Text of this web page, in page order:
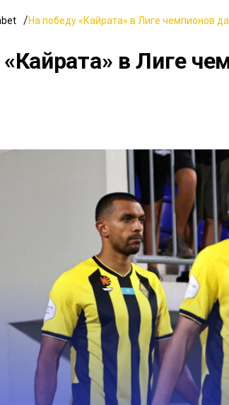
На победу «Кайрата» в Лиге чемпионов
в Лиге